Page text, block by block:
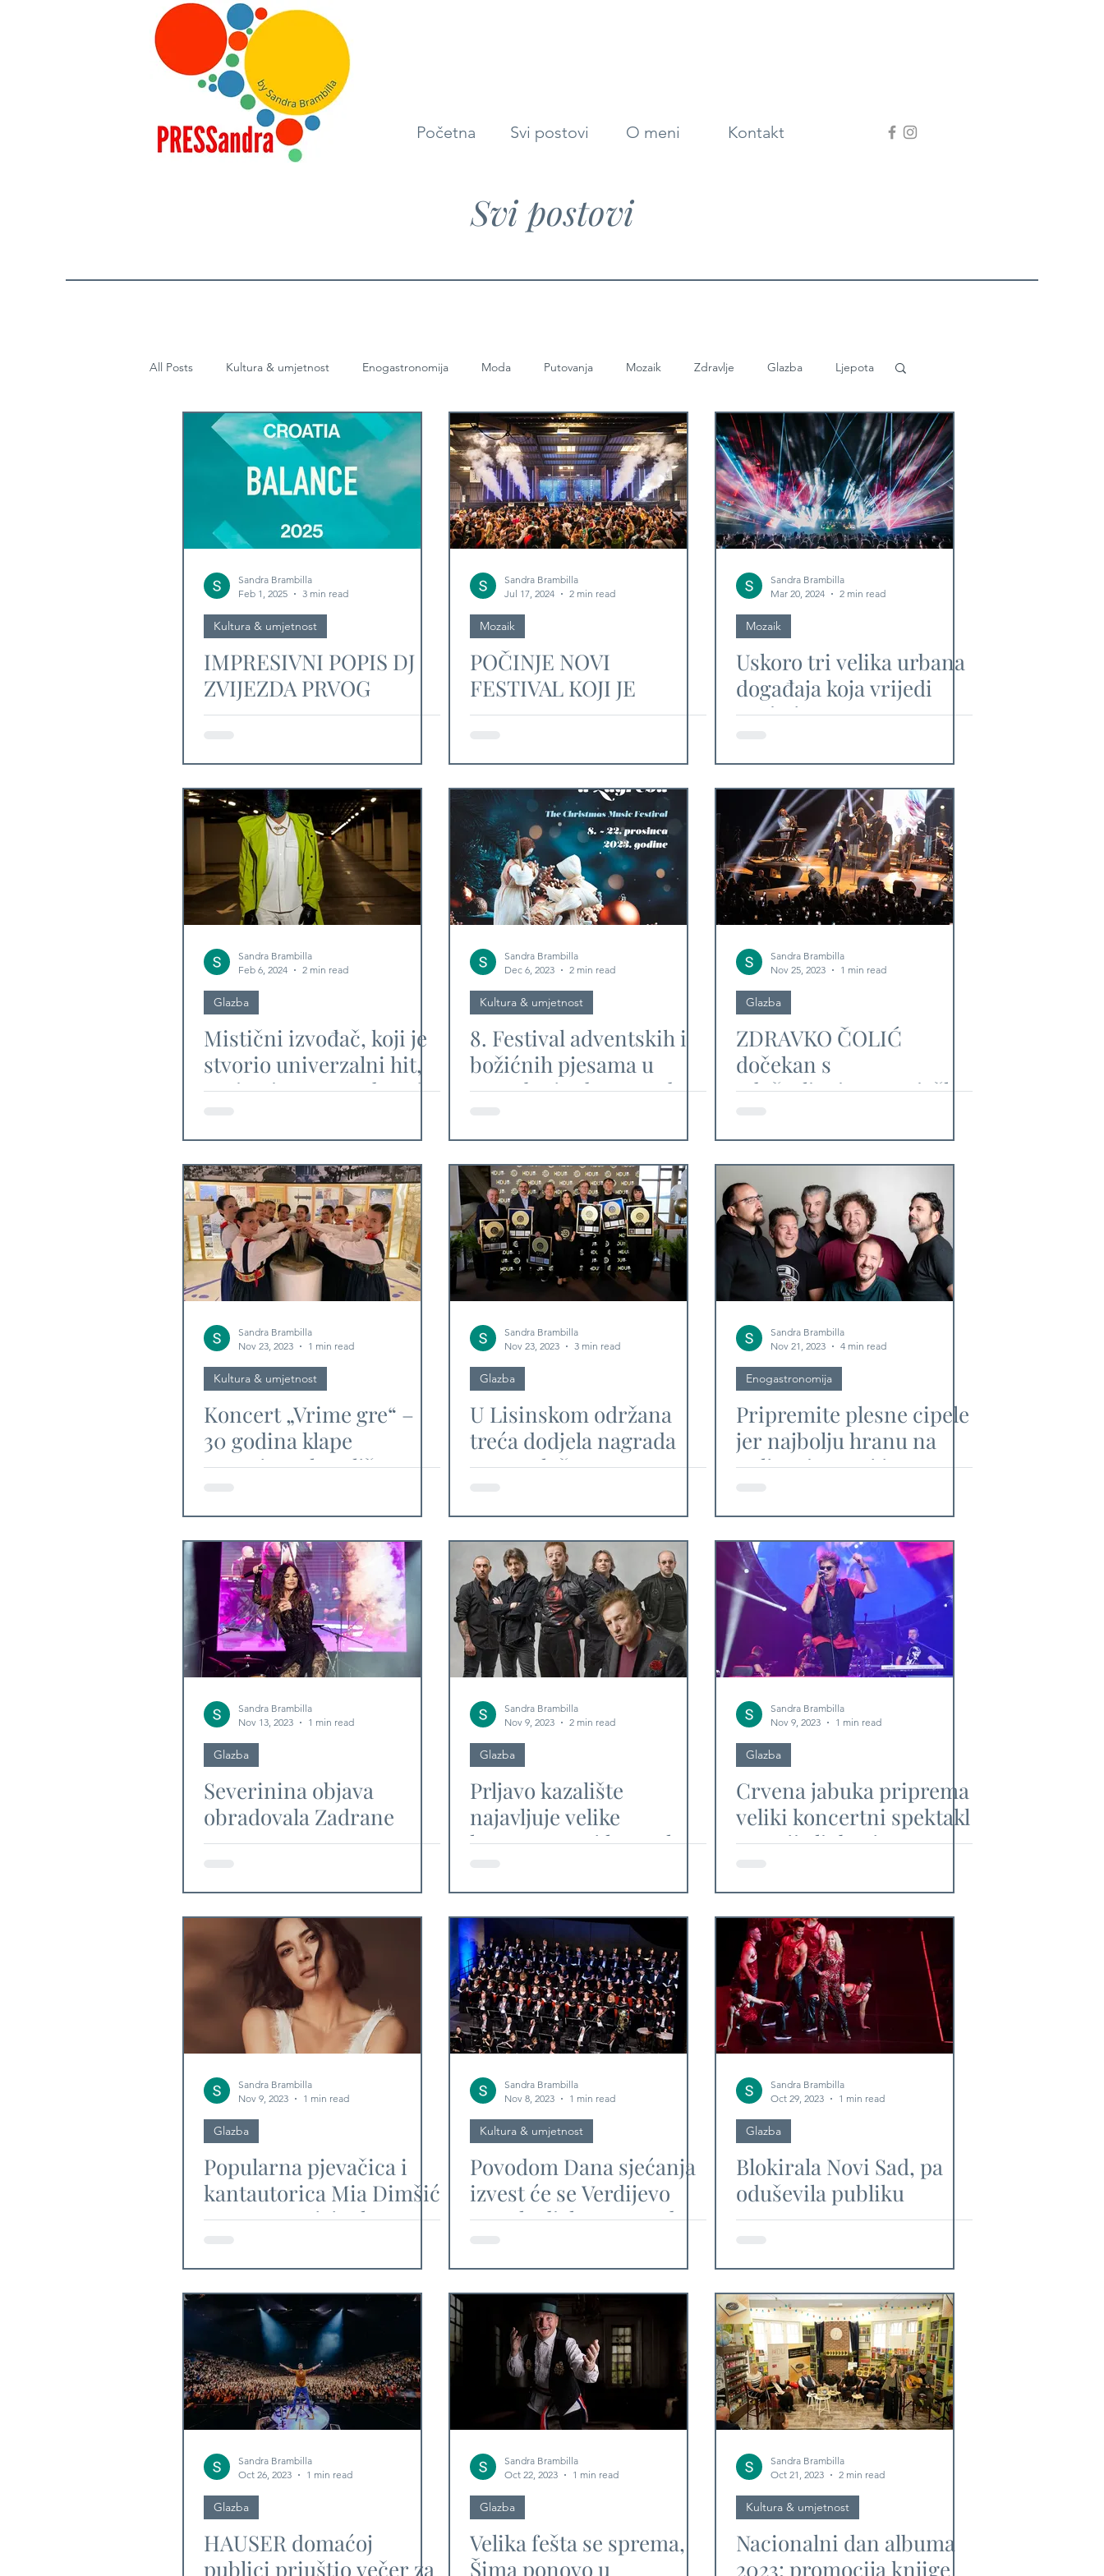
Početna Svi postovi O meni Kontakt
Svi postovi
All Posts Kultura & umjetnost Enogastronomija Moda Putovanja Mozaik Zdravlje Glazba Ljepota
Diplomacija
Sandra Brambilla
Feb 1, 2025
3 min read
Kultura & umjetnost
IMPRESIVNI POPIS DJ
ZVIJEZDA PRVOG
IZDANJA BALANCE
Sandra Brambilla
Jul 17, 2024
2 min read
Mozaik
POČINJE NOVI
FESTIVAL KOJI JE
VELIKA REKLAMA ZA
Sandra Brambilla
Mar 20, 2024
2 min read
Mozaik
Uskoro tri velika urbana
događaja koja vrijedi
posjeti
Sandra Brambilla
Feb 6, 2024
2 min read
Glazba
Mistični izvođač, koji je
stvorio univerzalni hit,
svoju pjesmu predstavit
Sandra Brambilla
Dec 6, 2023
2 min read
Kultura & umjetnost
8. Festival adventskih i
božićnih pjesama u
Zagrebu i Advent pod
Sandra Brambilla
Nov 25, 2023
1 min read
Glazba
ZDRAVKO ČOLIĆ
dočekan s
oduševljenjem u osječkoj
Sandra Brambilla
Nov 23, 2023
1 min read
Kultura & umjetnost
Koncert „Vrime gre“ –
30 godina klape
Cesarice u kazalištu
Sandra Brambilla
Nov 23, 2023
3 min read
Glazba
U Lisinskom održana
treća dodjela nagrada
"Nova ploča"
Sandra Brambilla
Nov 21, 2023
4 min read
Enogastronomija
Pripremite plesne cipele
jer najbolju hranu na
Fuliranju prati i
program
Sandra Brambilla
Nov 13, 2023
1 min read
Glazba
Severinina objava
obradovala Zadrane
Sandra Brambilla
Nov 9, 2023
2 min read
Glazba
Prljavo kazalište
najavljuje velike
koncerte u tri hrvatska
Sandra Brambilla
Nov 9, 2023
1 min read
Glazba
Crvena jabuka priprema
veliki koncertni spektakl
"Da nije ljubavi" na
Sandra Brambilla
Nov 9, 2023
1 min read
Glazba
Popularna pjevačica i
kantautorica Mia Dimšić
nastupa u Lisinskom
Sandra Brambilla
Nov 8, 2023
1 min read
Kultura & umjetnost
Povodom Dana sjećanja
izvest će se Verdijevo
remek-djelo "Messa da
Sandra Brambilla
Oct 29, 2023
1 min read
Glazba
Blokirala Novi Sad, pa
oduševila publiku
Sandra Brambilla
Oct 26, 2023
1 min read
Glazba
HAUSER domaćoj
publici priuštio večer za
Sandra Brambilla
Oct 22, 2023
1 min read
Glazba
Velika fešta se sprema,
Šima ponovo u
Sandra Brambilla
Oct 21, 2023
2 min read
Kultura & umjetnost
Nacionalni dan albuma
2023: promocija knjige